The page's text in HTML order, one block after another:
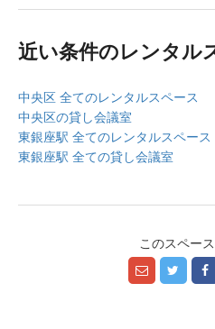
者または第三者に対して与え
・会議室を当日利用できなか
費など一切の損害について当
ん。
・会議室内の備品は無償によ
備品のトラブルによる損害に
負いません。
ンセルポリシー、注意事項に
・当社は、以下のいずれかに
に事前に通知することなく、
たは一部を停止または中断す
近い条件のレンタル
中央区 全てのレンタルスペース
中央区の貸し会議室
東銀座駅 全てのレンタルスペース
東銀座駅 全ての貸し会議室
このスペー